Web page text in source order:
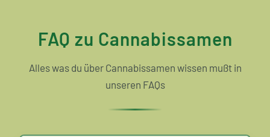
FAQ zu Cannabissamen
Alles was du über Cannabissamen wissen mußt in
unseren FAQs